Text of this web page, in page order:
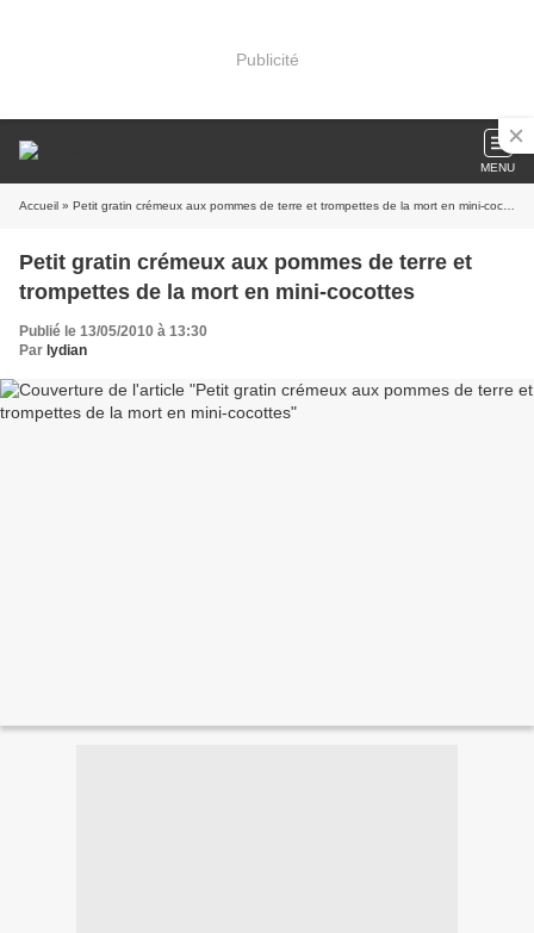
Publicité
MENU
Accueil » Petit gratin crémeux aux pommes de terre et trompettes de la mort en mini-cocottes
Petit gratin crémeux aux pommes de terre et
trompettes de la mort en mini-cocottes
Publié le 13/05/2010 à 13:30
Par lydian